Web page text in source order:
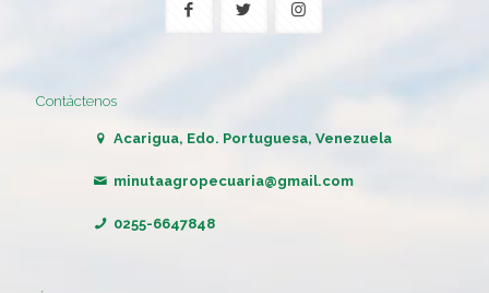
Contáctenos
Acarigua, Edo. Portuguesa, Venezuela
minutaagropecuaria@gmail.com
0255-6647848